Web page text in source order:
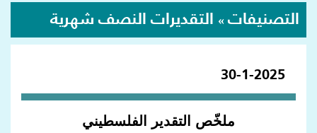
التصنيفات » التقديرات النصف شهرية
30-1-2025
ملخّص التقدير الفلسطيني